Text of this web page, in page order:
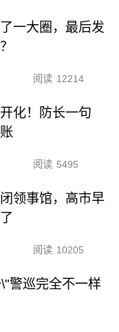
一大圈，最后发
阅读 12214
化！防长一句
阅读 5495
领事馆，高市早
阅读 10205
警巡完全不一样